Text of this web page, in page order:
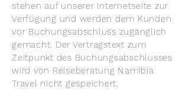
stehen auf unserer Internetseite zur
Verfügung und werden dem Kunden
vor Buchungsabschluss zugänglich
gemacht. Der Vertragstext zum
Zeitpunkt des Buchungsabschlusses
wird von Reiseberatung Namibia
Travel nicht gespeichert.